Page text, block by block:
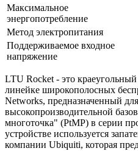
Максимальное
энергопотребление
Метод электропитания
Поддерживаемое входное
напряжение
LTU Rocket - это
линейке широкополосных
Networks, предназначенный
высокопроизводительной
многоточка" (PtMP) в серии
устройстве используется
компании Ubiquiti, которая